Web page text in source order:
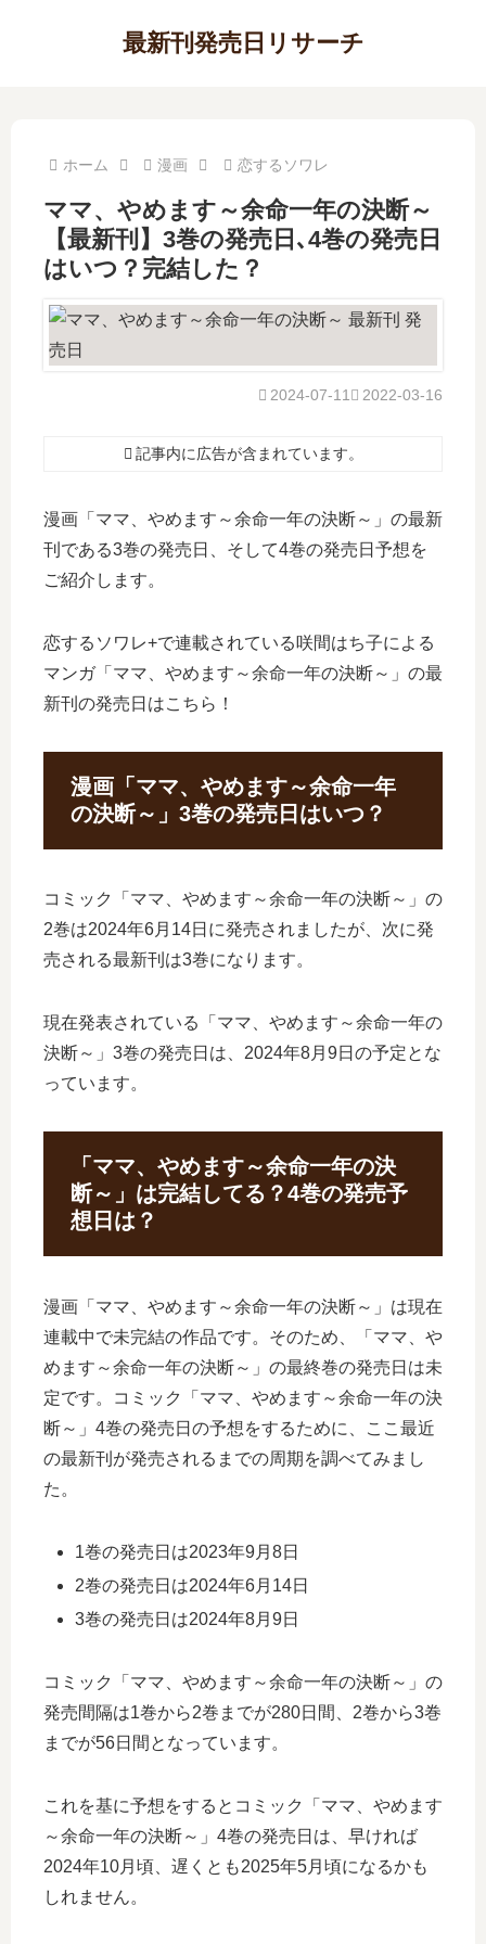
最新刊発売日リサーチ
ホーム 漫画 恋するソワレ
ママ、やめます～余命一年の決断～
【最新刊】3巻の発売日､4巻の発売日
はいつ？完結した？
2022-03-16
2024-07-11
記事内に広告が含まれています。
漫画「ママ、やめます～余命一年の決断～」の最新
刊である3巻の発売日、そして4巻の発売日予想を
ご紹介します。
恋するソワレ+で連載されている咲間はち子による
マンガ「ママ、やめます～余命一年の決断～」の最
新刊の発売日はこちら！
漫画「ママ、やめます～余命一年
の決断～」3巻の発売日はいつ？
コミック「ママ、やめます～余命一年の決断～」の
2巻は2024年6月14日に発売されましたが、次に発
売される最新刊は3巻になります。
現在発表されている「ママ、やめます～余命一年の
決断～」3巻の発売日は、2024年8月9日の予定とな
っています。
「ママ、やめます～余命一年の決
断～」は完結してる？4巻の発売予
想日は？
漫画「ママ、やめます～余命一年の決断～」は現在
連載中で未完結の作品です。そのため、「ママ、や
めます～余命一年の決断～」の最終巻の発売日は未
定です。コミック「ママ、やめます～余命一年の決
断～」4巻の発売日の予想をするために、ここ最近
の最新刊が発売されるまでの周期を調べてみまし
た。
1巻の発売日は2023年9月8日
2巻の発売日は2024年6月14日
3巻の発売日は2024年8月9日
コミック「ママ、やめます～余命一年の決断～」の
発売間隔は1巻から2巻までが280日間、2巻から3巻
までが56日間となっています。
これを基に予想をするとコミック「ママ、やめます
～余命一年の決断～」4巻の発売日は、早ければ
2024年10月頃、遅くとも2025年5月頃になるかも
しれません。